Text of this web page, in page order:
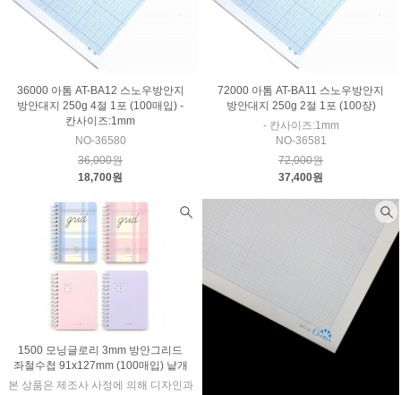
36000 아톰 AT-BA12 스노우방안지
방안대지 250g 4절 1포 (100매입) -
칸사이즈:1mm
NO-36580
36,000원
18,700원
72000 아톰 AT-BA11 스노우방안지
방안대지 250g 2절 1포 (100장)
- 칸사이즈:1mm
NO-36581
72,000원
37,400원
1500 모닝글로리 3mm 방안그리드
좌철수첩 91x127mm (100매입) 낱개
본 상품은 제조사 사정에 의해 디자인과